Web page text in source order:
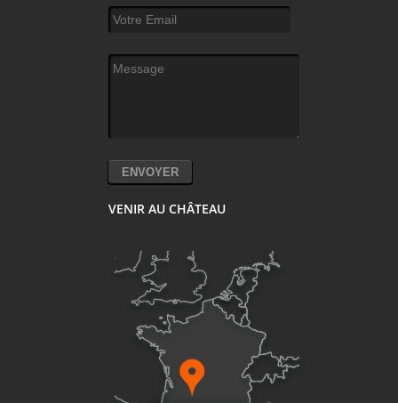
Votre Email
Message
VENIR AU CHÂTEAU